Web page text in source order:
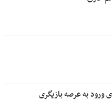
ورود به عرصه بازیگری